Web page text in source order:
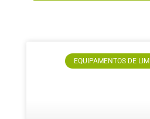
EQUIPAMENTOS DE